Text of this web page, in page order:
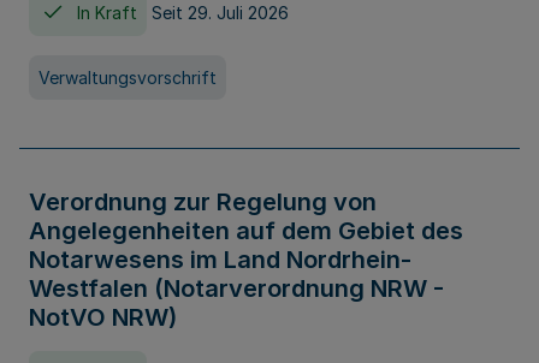
In Kraft Seit 29. Juli 2026
Verwaltungsvorschrift
Verordnung zur Regelung von
Angelegenheiten auf dem Gebiet des
Notarwesens im Land Nordrhein-
Westfalen (Notarverordnung NRW -
NotVO NRW)